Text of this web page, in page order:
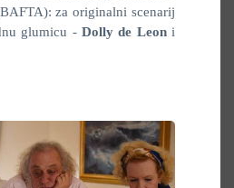
za originalni scenarij
glumicu - Dolly de Leoni